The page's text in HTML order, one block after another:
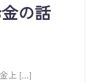
の話
上 […]